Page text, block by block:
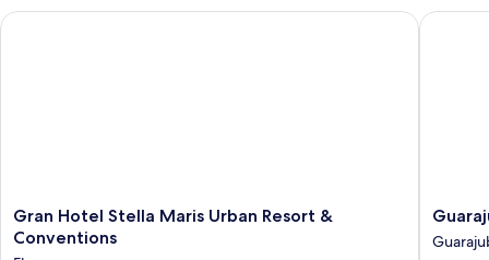
Gran
Hotel
Gran Hotel Stella Maris Urban Resort &
Conventions
Gran Hotel Stella Maris Urban Resort & Conventions
Suites